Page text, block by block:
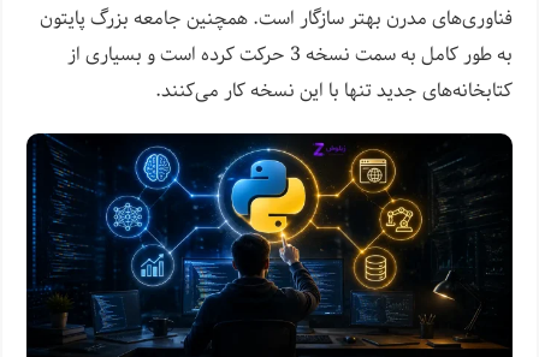
فناوری‌های مدرن بهتر سازگار است. همچنین جامعه بزرگ پایتون
به طور کامل به سمت نسخه 3 حرکت کرده است و بسیاری از
کتابخانه‌های جدید تنها با این نسخه کار می‌کنند.